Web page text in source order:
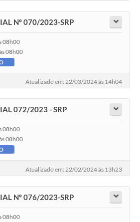
Nº 070/2023-SRP
08h00
08h00
Atualizado em: 22/03/2024 às 14h04
072/2023 - SRP
08h00
08h00
Atualizado em: 22/02/2024 às 13h23
Nº 076/2023-SRP
08h00